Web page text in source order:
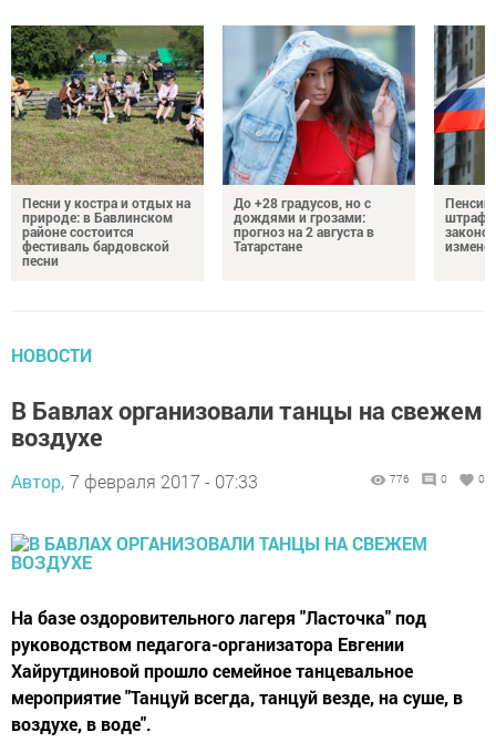
Песни у костра и отдых на
природе: в Бавлинском
районе состоится
фестиваль бардовской
песни
До +28 градусов, но с
дождями и грозами:
прогноз на 2 августа в
Татарстане
НОВОСТИ
В Бавлах организовали танцы на свежем
воздухе
Автор, 7 февраля 2017 - 07:33 776 0 0
На базе оздоровительного лагеря "Ласточка" под
руководством педагога-организатора Евгении
Хайрутдиновой прошло семейное танцевальное
мероприятие "Танцуй всегда, танцуй везде, на суше, в
воздухе, в воде".